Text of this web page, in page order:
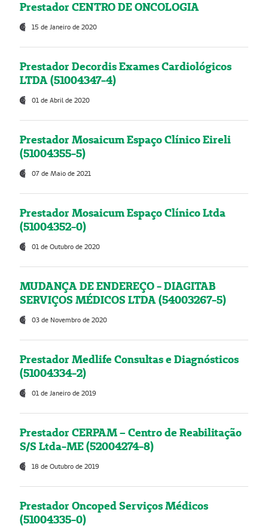
Prestador CENTRO DE ONCOLOGIA
15 de Janeiro de 2020
Prestador Decordis Exames Cardiológicos
LTDA (51004347-4)
01 de Abril de 2020
Prestador Mosaicum Espaço Clínico Eireli
(51004355-5)
07 de Maio de 2021
Prestador Mosaicum Espaço Clínico Ltda
(51004352-0)
01 de Outubro de 2020
MUDANÇA DE ENDEREÇO - DIAGITAB
SERVIÇOS MÉDICOS LTDA (54003267-5)
03 de Novembro de 2020
Prestador Medlife Consultas e Diagnósticos
(51004334-2)
01 de Janeiro de 2019
Prestador CERPAM – Centro de Reabilitação
S/S Ltda-ME (52004274-8)
18 de Outubro de 2019
Prestador Oncoped Serviços Médicos
(51004335-0)